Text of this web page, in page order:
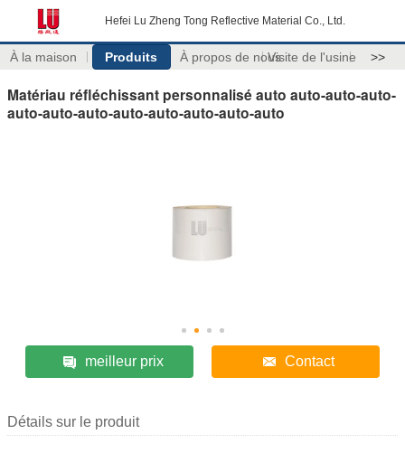
Hefei Lu Zheng Tong Reflective Material Co., Ltd.
À la maison Produits À propos de nousVisite de l'usine >>
Matériau réfléchissant personnalisé auto auto-auto-auto-
auto-auto-auto-auto-auto-auto-auto-auto
meilleur prix Contact
Détails sur le produit